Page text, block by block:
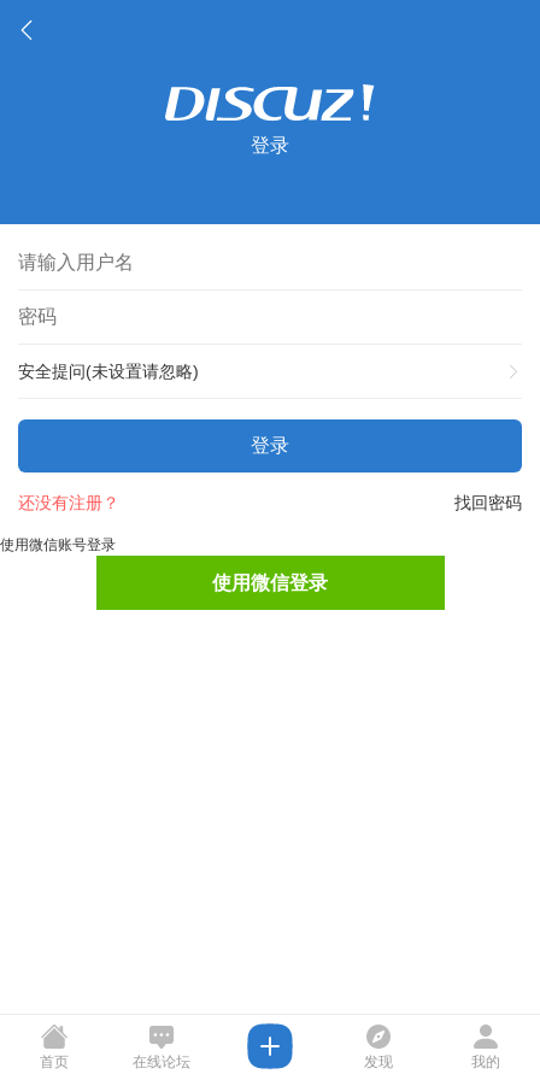
登录
安全提问(未设置请忽略)
登录
找回密码
还没有注册？
使用微信账号登录
使用微信登录
首页 在线论坛 发现 我的